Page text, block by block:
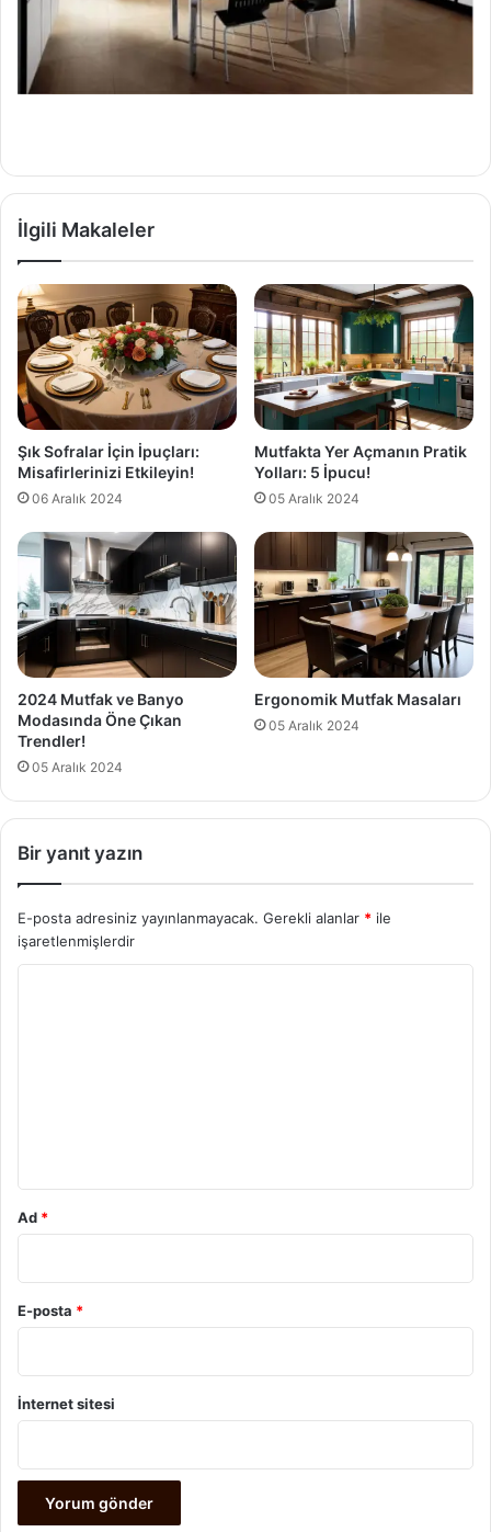
İlgili Makaleler
Şık Sofralar İçin İpuçları:
Misafirlerinizi Etkileyin!
06 Aralık 2024
Mutfakta Yer Açmanın Pratik
Yolları: 5 İpucu!
05 Aralık 2024
2024 Mutfak ve Banyo
Modasında Öne Çıkan
Trendler!
05 Aralık 2024
Ergonomik Mutfak Masaları
05 Aralık 2024
Bir yanıt yazın
E-posta adresiniz yayınlanmayacak. Gerekli alanlar * ile
işaretlenmişlerdir
Ad *
E-posta *
İnternet sitesi